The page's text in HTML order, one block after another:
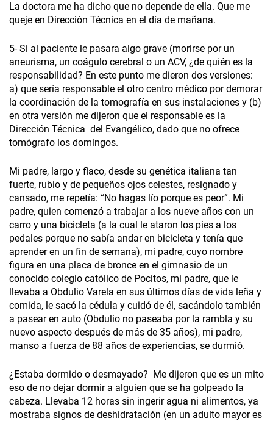
La doctora me ha dicho que no depende de ella. Que me
queje en Dirección Técnica en el día de mañana.
5- Si al paciente le pasara algo grave (morirse por un
aneurisma, un coágulo cerebral o un ACV, ¿de quién es la
responsabilidad? En este punto me dieron dos versiones:
a) que sería responsable el otro centro médico por demorar
la coordinación de la tomografía en sus instalaciones y (b)
en otra versión me dijeron que el responsable es la
Dirección Técnica del Evangélico, dado que no ofrece
tomógrafo los domingos.
Mi padre, largo y flaco, desde su genética italiana tan
fuerte, rubio y de pequeños ojos celestes, resignado y
cansado, me repetía: “No hagas lío porque es peor”. Mi
padre, quien comenzó a trabajar a los nueve años con un
carro y una bicicleta (a la cual le ataron los pies a los
pedales porque no sabía andar en bicicleta y tenía que
aprender en un fin de semana), mi padre, cuyo nombre
figura en una placa de bronce en el gimnasio de un
conocido colegio católico de Pocitos, mi padre, que le
llevaba a Obdulio Varela en sus últimos días de vida leña y
comida, le sacó la cédula y cuidó de él, sacándolo también
a pasear en auto (Obdulio no paseaba por la rambla y su
nuevo aspecto después de más de 35 años), mi padre,
manso a fuerza de 88 años de experiencias, se durmió.
¿Estaba dormido o desmayado? Me dijeron que es un mito
eso de no dejar dormir a alguien que se ha golpeado la
cabeza. Llevaba 12 horas sin ingerir agua ni alimentos, ya
mostraba signos de deshidratación (en un adulto mayor es